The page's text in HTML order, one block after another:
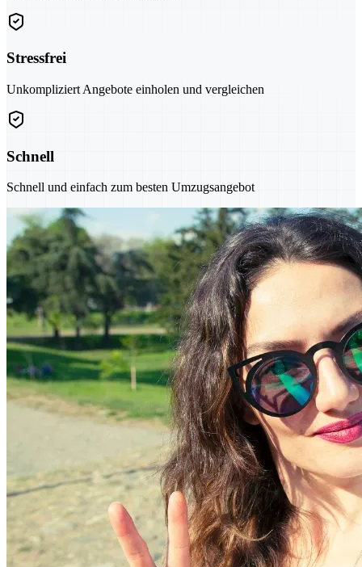
Stressfrei
Unkompliziert Angebote einholen und vergleichen
Schnell
Schnell und einfach zum besten Umzugsangebot